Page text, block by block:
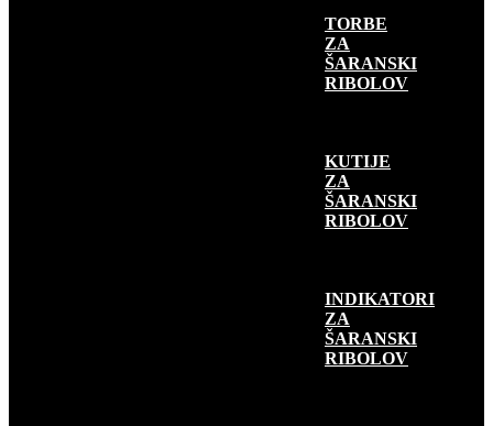
TORBE
ZA
ŠARANSKI
RIBOLOV
KUTIJE
ZA
ŠARANSKI
RIBOLOV
INDIKATORI
ZA
ŠARANSKI
RIBOLOV